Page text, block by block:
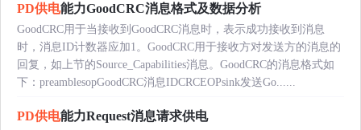
PD供电能力GoodCRC消息格式及数据分析
GoodCRC用于当接收到GoodCRC消息时，表示成功接收到消息
时，消息ID计数器应加1。GoodCRC用于接收方对发送方的消息的
回复，如上节的Source_Capabilities消息。GoodCRC的消息格式如
下：preamblesopGoodCRC消息IDCRCEOPsink发送Go......
PD供电能力Request消息请求供电